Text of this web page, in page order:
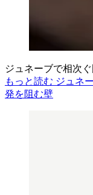
ジュネーブで相次
もっと読む ジュネ
発を阻む壁